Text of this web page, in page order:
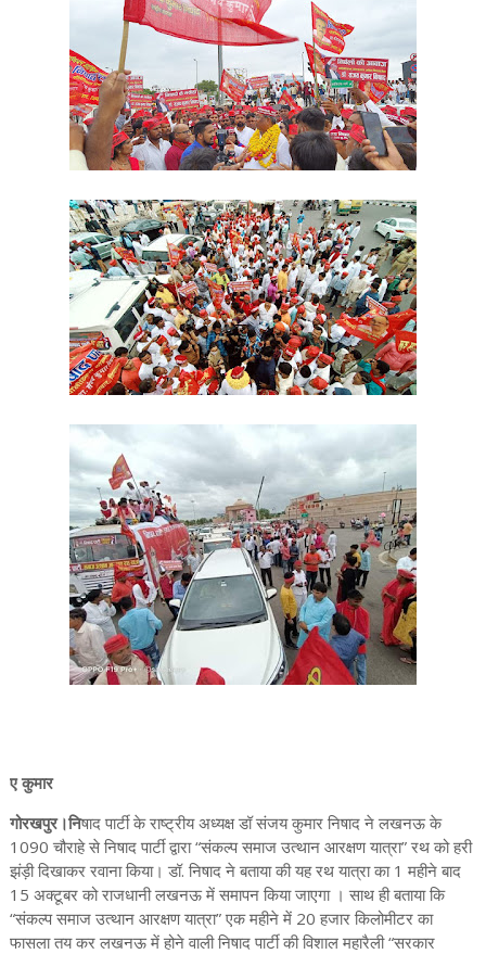
ए कुमार
गोरखपुर।निषाद पार्टी के राष्ट्रीय अध्यक्ष डॉ संजय कुमार निषाद ने लखनऊ के
1090 चौराहे से निषाद पार्टी द्वारा “संकल्प समाज उत्थान आरक्षण यात्रा” रथ को हरी
झंड़ी दिखाकर रवाना किया। डॉ. निषाद ने बताया की यह रथ यात्रा का 1 महीने बाद
15 अक्टूबर को राजधानी लखनऊ में समापन किया जाएगा । साथ ही बताया कि
“संकल्प समाज उत्थान आरक्षण यात्रा” एक महीने में 20 हजार किलोमीटर का
फासला तय कर लखनऊ में होने वाली निषाद पार्टी की विशाल महारैली “सरकार